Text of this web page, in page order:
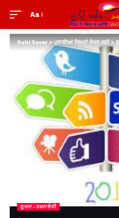
Aa
Suhi Saver> ਪੁਰਾਣੀਆਂ ਲਿਖਤਾਂ ਦੇਖਣ ਲਈ>
ਸੂਚਨਾ-ਤਕਨਾਲੋਜੀ